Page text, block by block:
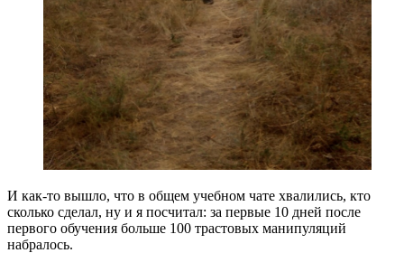
И как-то вышло, что в общем учебном чате хвалились, кто
сколько сделал, ну и я посчитал: за первые 10 дней после
первого обучения больше 100 трастовых манипуляций
набралось.